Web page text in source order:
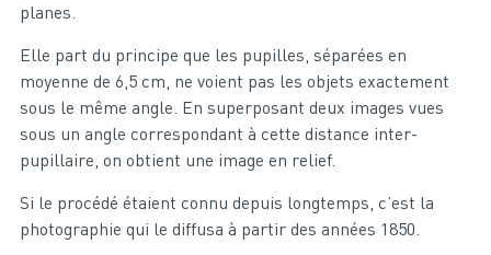
planes.
Elle part du principe que les pupilles, séparées en
moyenne de 6,5 cm, ne voient pas les objets exactement
sous le même angle. En superposant deux images vues
sous un angle correspondant à cette distance inter-
pupillaire, on obtient une image en relief.
Si le procédé étaient connu depuis longtemps, c’est la
photographie qui le diffusa à partir des années 1850.